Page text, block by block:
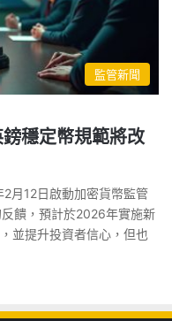
監管新聞
穩定幣規範將改
月12日啟動加密貨幣監管
饋，預計於2026年實施新
並提升投資者信心，但也